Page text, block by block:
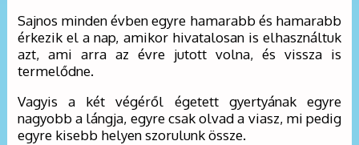
Sajnos minden évben egyre hamarabb és hamarabb
érkezik el a nap, amikor hivatalosan is elhasználtuk
azt, ami arra az évre jutott volna, és vissza is
termelődne.
Vagyis a két végéről égetett gyertyának egyre
nagyobb a lángja, egyre csak olvad a viasz, mi pedig
egyre kisebb helyen szorulunk össze.